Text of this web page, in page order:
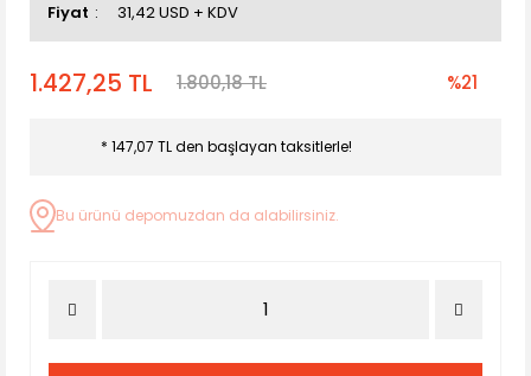
Fiyat 31,42 USD + KDV
1.427,25 TL 1.800,18 TL %21
* 147,07 TL den başlayan taksitlerle!
Bu ürünü depomuzdan da alabilirsiniz.